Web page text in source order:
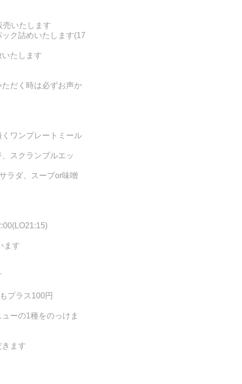
いたします
ク詰めいたします(17
たします
だく時は必ずお声か
ワンプレートミール
スクランブルエッ
ラダ、スープor味噌
ます
プラス100円
ーの1種をのっけま
ま す